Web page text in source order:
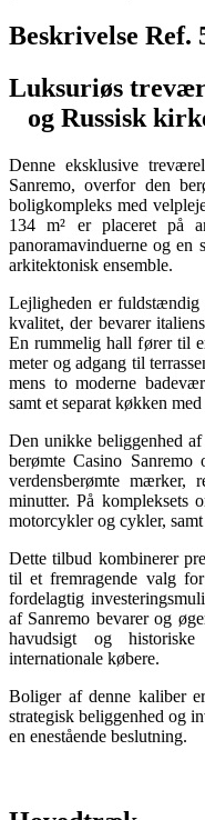
Beskrivelse Ref.
Luksuriøs
og Russisk
Denne eksklusive
Sanremo, overfor den
boligkompleks med
134 m² er placeret på
panoramavinduerne og en
arkitektonisk ensemble.
Lejligheden er fuldstændig
kvalitet, der bevarer
En rummelig hall fører til
meter og adgang til
mens to moderne
samt et separat køkken
Den unikke beliggenhed
berømte Casino
verdensberømte mærker,
minutter. På kompleksets
motorcykler og cykler,
Dette tilbud kombinerer
til et fremragende valg
fordelagtig
af Sanremo bevarer og
havudsigt og
internationale købere.
Boliger af denne kaliber
strategisk beliggenhed og
en enestående beslutning.